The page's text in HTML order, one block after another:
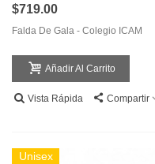
$719.00
Falda De Gala - Colegio ICAM
Añadir Al Carrito
Vista Rápida Compartir
Unisex